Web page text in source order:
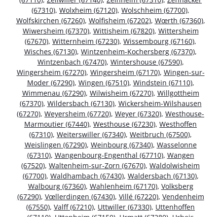
(67310), Wolxheim (67120), Wolschheim (67700),
Wolfskirchen (67260), Wolfisheim (67202), Wœrth (67360),
Wiwersheim (67370), Wittisheim (67820), Wittersheim
(67670), Witternheim (67230), Wissembourg (67160),
Wisches (67130), Wintzenheim-Kochersberg (67370),
Wintzenbach (67470), Wintershouse (67590),
Wingersheim (67270), Wingersheim (67170), Wingen-sur-
Moder (67290), Wingen (67510), Windstein (67110),
Wimmenau (67290), Wilwisheim (67270), Willgottheim
(67370), Wildersbach (67130), Wickersheim-Wilshausen
(67270), Weyersheim (67720), Weyer (67320), Westhouse-
Marmoutier (67440), Westhouse (67230), Westhoffen
(67310), Weiterswiller (67340), Weitbruch (67500),
Weislingen (67290), Weinbourg (67340), Wasselonne
(67310), Wangenbourg-Engenthal (67710), Wangen
(67520), Waltenheim-sur-Zorn (67670), Waldolwisheim
(67700), Waldhambach (67430), Waldersbach (67130),
Walbourg (67360), Wahlenheim (67170), Volksberg
(67290), Vœllerdingen (67430), Villé (67220), Vendenheim
(67550), Valff (67210), Uttwiller (67330), Uttenhoffen